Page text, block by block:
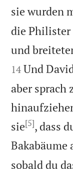
sie wurden
die Philister
und
14 Und
aber
sie[5], dass
Bakabäume
sobald du